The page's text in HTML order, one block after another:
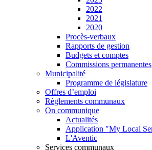
2022
2021
2020
Procès-verbaux
Rapports de gestion
Budgets et comptes
Commissions permanentes
Municipalité
Programme de législature
Offres d’emploi
Règlements communaux
On communique
Actualités
Application "My Local
L'Aventic
Services communaux